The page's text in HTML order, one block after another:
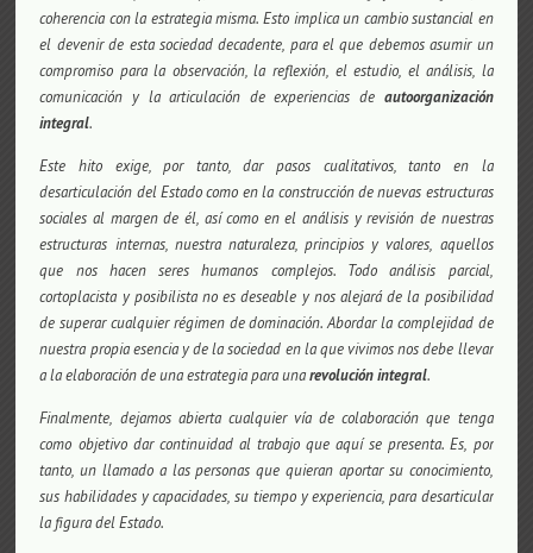
coherencia con la estrategia misma. Esto implica un cambio sustancial en
el devenir de esta sociedad decadente, para el que debemos asumir un
compromiso para la observación, la reflexión, el estudio, el análisis, la
comunicación y la articulación de experiencias de autoorganización
integral.
Este hito exige, por tanto, dar pasos cualitativos, tanto en la
desarticulación del Estado como en la construcción de nuevas estructuras
sociales al margen de él, así como en el análisis y revisión de nuestras
estructuras internas, nuestra naturaleza, principios y valores, aquellos
que nos hacen seres humanos complejos. Todo análisis parcial,
cortoplacista y posibilista no es deseable y nos alejará de la posibilidad
de superar cualquier régimen de dominación. Abordar la complejidad de
nuestra propia esencia y de la sociedad en la que vivimos nos debe llevar
a la elaboración de una estrategia para unarevolución integral.
Finalmente, dejamos abierta cualquier vía de colaboración que tenga
como objetivo dar continuidad al trabajo que aquí se presenta. Es, por
tanto, un llamado a las personas que quieran aportar su conocimiento,
sus habilidades y capacidades, su tiempo y experiencia, para desarticular
la figura del Estado.